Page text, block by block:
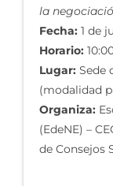
la
Fecha: 1 de
Horario:
Lugar: Sede
(modalidad
Organiza:
(EdeNE) –
de Consejos